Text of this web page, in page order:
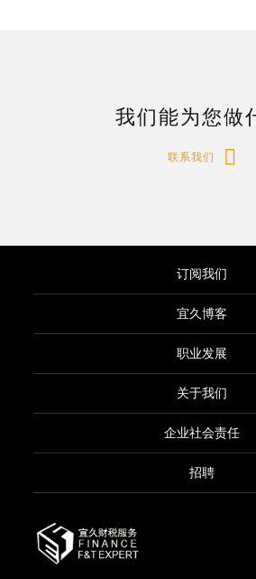
我们能为您做
联系我们
订阅我们
宜久博客
职业发展
关于我们
企业社会责任
招聘